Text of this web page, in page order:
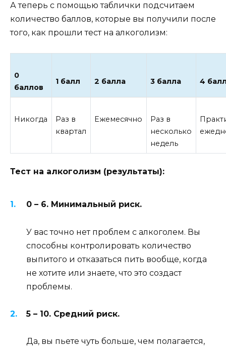
А теперь с помощью таблички подсчитаем
количество баллов, которые вы получили после
того, как прошли тест на алкоголизм:
0
баллов
1 балл 2 балла 3 балла 4
Никогда
Раз в
квартал
Ежемесячно
Раз в
несколько
недель
Тест на алкоголизм (результаты):
0 – 6. Минимальный риск.
У вас точно нет проблем с алкоголем. Вы
способны контролировать количество
выпитого и отказаться пить вообще, когда
не хотите или знаете, что это создаст
проблемы.
5 – 10. Средний риск.
Да, вы пьете чуть больше, чем полагается,